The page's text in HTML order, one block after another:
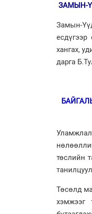
ЗАМЫН-
Замын-
хангах,
дарга
төслийн
Төсөлд
хэмжээг